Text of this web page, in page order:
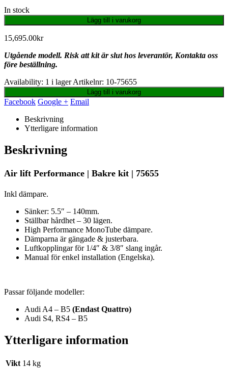
In stock
Lägg till i varukorg
15,695.00kr
Utgående modell. Risk att kit är slut hos leverantör, Kontakta oss
före beställning.
Availability: 1 i lagerArtikelnr: 10-75655
Lägg till i varukorg
Facebook Google + Email
Beskrivning
Ytterligare information
Beskrivning
Air lift Performance | Bakre kit | 75655
Inkl dämpare.
Sänker: 5.5″ – 140mm.
Ställbar hårdhet – 30 lägen.
High Performance MonoTube dämpare.
Dämparna är gängade & justerbara.
Luftkopplingar för 1/4″ & 3/8″ slang ingår.
Manual för enkel installation (Engelska).
Passar följande modeller:
Audi A4 – B5 (Endast Quattro)
Audi S4, RS4 – B5
Ytterligare information
Vikt 14 kg